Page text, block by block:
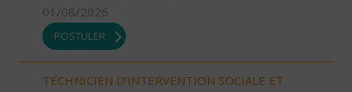
01/08/2026
POSTULER
TECHNICIEN D’INTERVENTION SOCIALE ET